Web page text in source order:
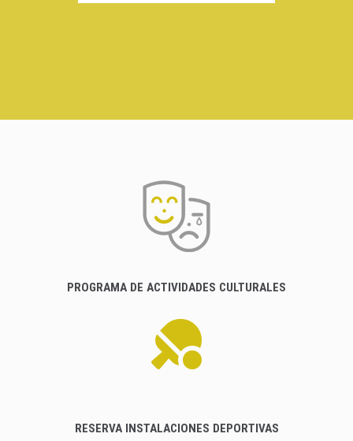
PROGRAMA DE ACTIVIDADES CULTURALES
RESERVA INSTALACIONES DEPORTIVAS